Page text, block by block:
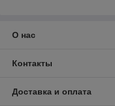
О нас
Контакты
Доставка и оплата